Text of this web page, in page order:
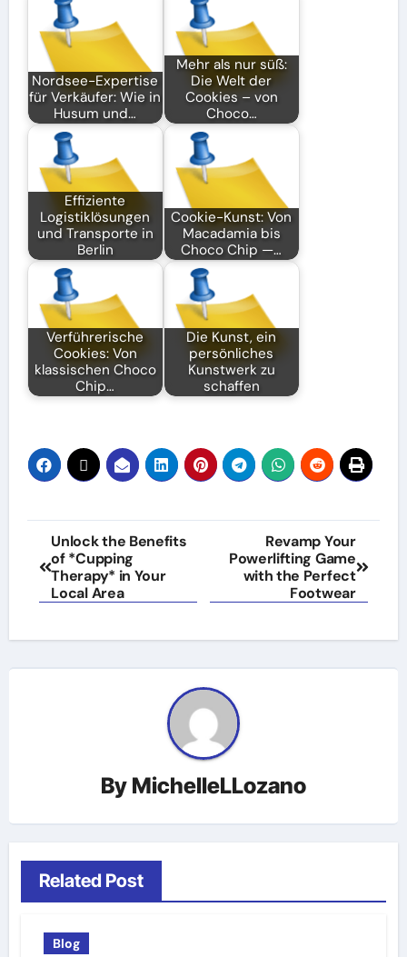
Nordsee-Expertise
für Verkäufer: Wie in
Husum und…
Mehr als nur süß:
Die Welt der
Cookies – von
Choco…
Effiziente
Logistiklösungen
und Transporte in
Berlin
Cookie-Kunst: Von
Macadamia bis
Choco Chip —…
Verführerische
Cookies: Von
klassischen Choco
Chip…
Die Kunst, ein
persönliches
Kunstwerk zu
schaffen
Post
navigation
Unlock the Benefits
of *Cupping
Therapy* in Your
Local Area
Revamp Your
Powerlifting Game
with the Perfect
Footwear
By MichelleLLozano
Related Post
Blog